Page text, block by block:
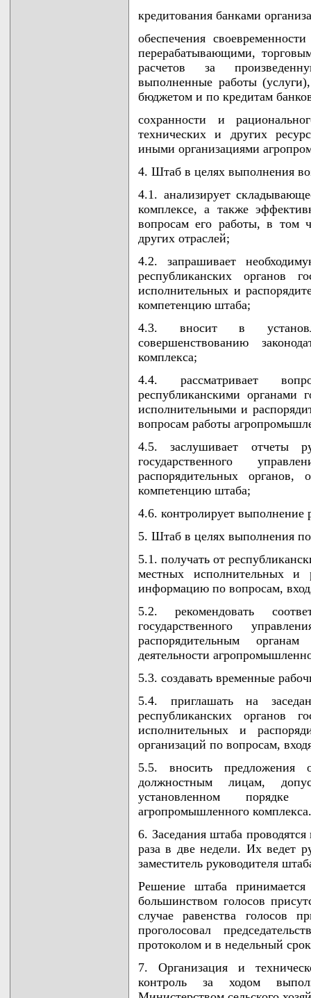
кредитования банками
обеспечения
перерабатывающими,
расчетов за
выполненные работы
бюджетом и по кредитам
сохранности и
технических и других
иными организациями
4. Штаб в целях выполнения
4.1. анализирует
комплексе, а также
вопросам его работы, в том
других отраслей;
4.2. запрашивает
республиканских органов
исполнительных и
компетенцию штаба;
4.3. вносит в
совершенствованию
комплекса;
4.4. рассматривает
республиканскими органами
исполнительными и
вопросам работы
4.5. заслушивает отчеты
государственного
распорядительных
компетенцию штаба;
4.6. контролирует
5. Штаб в целях выполнения
5.1. получать от
местных исполнительных и
информацию по вопросам,
5.2. рекомендовать
государственного
распорядительным
деятельности
5.3. создавать временные
5.4. приглашать на
республиканских органов
исполнительных и
организаций по вопросам,
5.5. вносить предложения
должностным лицам,
установленном
агропромышленного комплекса.
6. Заседания штаба
раза в две недели. Их ведет
заместитель руководителя
Решение штаба
большинством голосов
случае равенства голосов
проголосовал
протоколом и в недельный
7. Организация и
контроль за ходом